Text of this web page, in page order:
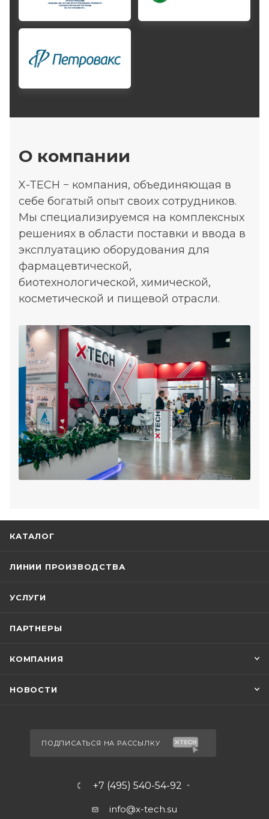
О компании
X-TECH − компания, объединяющая в
себе богатый опыт своих сотрудников.
Мы специализируемся на комплексных
решениях в области поставки и ввода в
эксплуатацию оборудования для
фармацевтической,
биотехнологической, химической,
косметической и пищевой отрасли.
КАТАЛОГ
ЛИНИИ ПРОИЗВОДСТВА
УСЛУГИ
ПАРТНЕРЫ
КОМПАНИЯ
НОВОСТИ
ПОДПИСАТЬСЯ НА РАССЫЛКУ
+7 (495) 540-54-92
info@x-tech.su